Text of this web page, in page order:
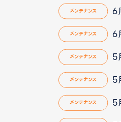
メンテナンス 6
メンテナンス 6
メンテナンス 5
メンテナンス 5
メンテナンス 5